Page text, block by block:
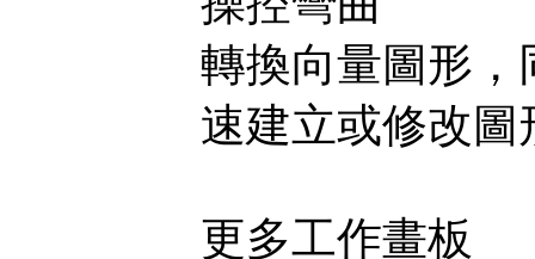
轉換向量圖形
速建立或修改
更多工作畫板